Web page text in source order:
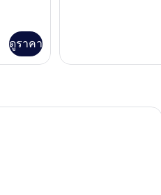
ดูราคา
กับ
Small
Blu Scandinavia Hotel